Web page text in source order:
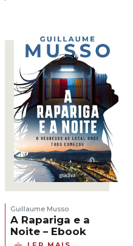
Guillaume Musso
A Rapariga e a
Noite – Ebook